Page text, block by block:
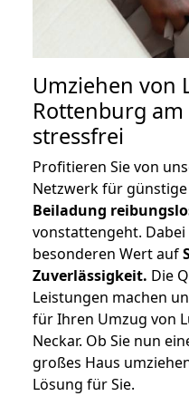
Umziehen von
Rottenburg
stressfrei
Profitieren Sie von
Netzwerk für
Beiladung
vonstattengeht.
besonderen Wert auf
Zuverlässigkeit. Die
Leistungen machen
für Ihren Umzug von
Neckar. Ob Sie nun
großes Haus
Lösung für Sie.